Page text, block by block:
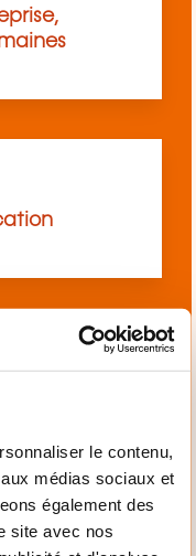
le contenu,
médias sociaux et
également des
site avec nos